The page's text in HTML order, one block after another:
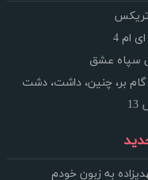
سپاه عشق
گام بر، چنین، داشت، دشت
به زبون خودم